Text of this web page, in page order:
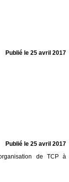
Publié le 25 avril 2017
Publié le 25 avril 2017
de TCP à